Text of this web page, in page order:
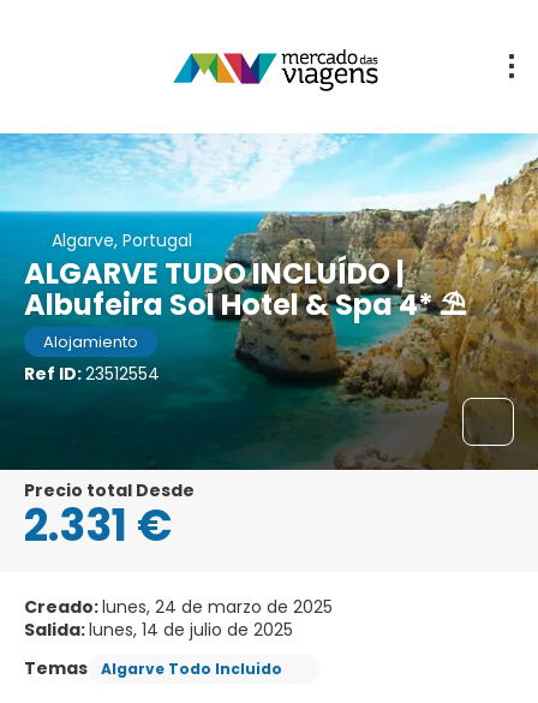
Algarve, Portugal
ALGARVE TUDO INCLUÍDO |
Albufeira Sol Hotel & Spa 4* ⛱️
Alojamiento
Ref ID:23512554
Precio total Desde
2.331 €
Creado:lunes, 24 de marzo de 2025
Salida:lunes, 14 de julio de 2025
Temas
Algarve Todo Incluido